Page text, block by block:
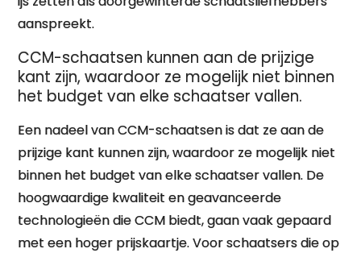
aanspreekt.
CCM-schaatsen kunnen aan de prijzige
kant zijn, waardoor ze mogelijk niet binnen
het budget van elke schaatser vallen.
Een nadeel van CCM-schaatsen is dat ze aan de
prijzige kant kunnen zijn, waardoor ze mogelijk niet
binnen het budget van elke schaatser vallen. De
hoogwaardige kwaliteit en geavanceerde
technologieën die CCM biedt, gaan vaak gepaard
met een hoger prijskaartje. Voor schaatsers die op